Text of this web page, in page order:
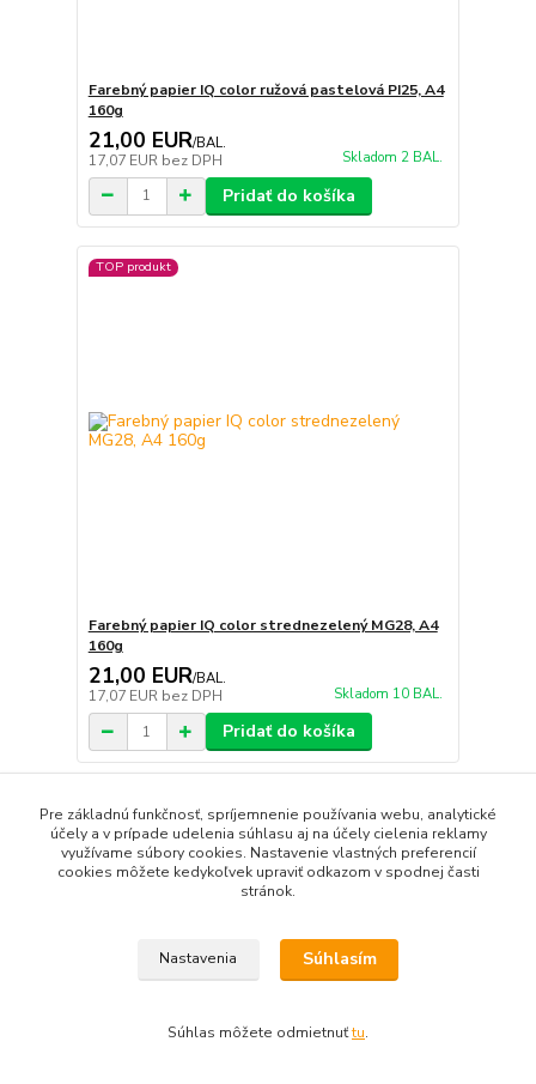
Farebný papier IQ color ružová pastelová PI25, A4
160g
21,00 EUR/BAL.
17,07 EUR bez DPH Skladom 2 BAL.
Pridať do košíka
TOP produkt
Farebný papier IQ color strednezelený MG28, A4
160g
21,00 EUR/BAL.
17,07 EUR bez DPH Skladom 10 BAL.
Pridať do košíka
Pre základnú funkčnosť, spríjemnenie používania webu, analytické
účely a v prípade udelenia súhlasu aj na účely cielenia reklamy
využívame súbory cookies. Nastavenie vlastných preferencií
cookies môžete kedykoľvek upraviť odkazom v spodnej časti
stránok.
Nastavenia Súhlasím
Súhlas môžete odmietnuťtu.